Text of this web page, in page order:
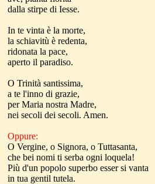
dalla stirpe di Iesse.
In te vinta è la morte,
la schiavitù è redenta,
ridonata la pace,
aperto il paradiso.
O Trinità santissima,
a te l'inno di grazie,
per Maria nostra Madre,
nei secoli dei secoli. Amen.
Oppure:
O Vergine, o Signora, o Tuttasanta,
che bei nomi ti serba ogni loquela!
Più d'un popolo superbo esser si vanta
in tua gentil tutela.